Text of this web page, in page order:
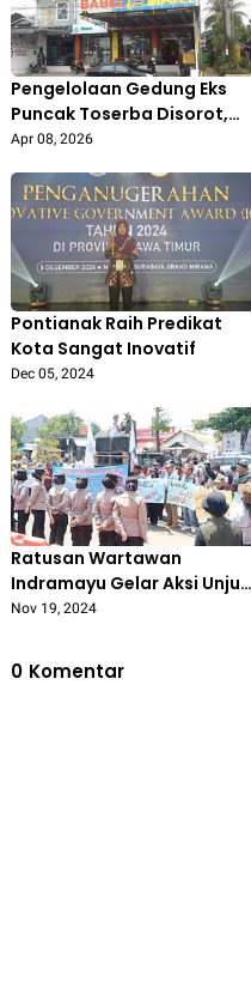
Pengelolaan Gedung Eks
Puncak Toserba Disorot,
DPRD Pertanyakan Aspek
Aset Daerah
Apr 08, 2026
Pontianak Raih Predikat
Kota Sangat Inovatif
Dec 05, 2024
Ratusan Wartawan
Indramayu Gelar Aksi Unjuk
Rasa dan Boikot
Nov 19, 2024
0 Komentar